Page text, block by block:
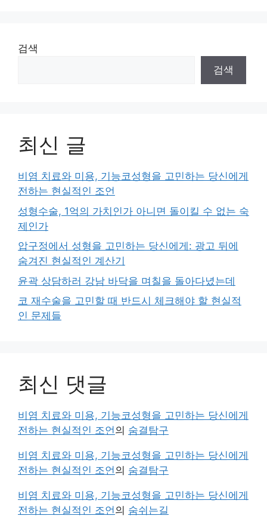
검색
검색
최신 글
비염 치료와 미용, 기능코성형을 고민하는 당신에게
전하는 현실적인 조언
성형수술, 1억의 가치인가 아니면 돌이킬 수 없는 숙
제인가
압구정에서 성형을 고민하는 당신에게: 광고 뒤에
숨겨진 현실적인 계산기
윤곽 상담하러 강남 바닥을 며칠을 돌아다녔는데
코 재수술을 고민할 때 반드시 체크해야 할 현실적
인 문제들
최신 댓글
비염 치료와 미용, 기능코성형을 고민하는 당신에게
전하는 현실적인 조언의 숨결탐구
비염 치료와 미용, 기능코성형을 고민하는 당신에게
전하는 현실적인 조언의 숨결탐구
비염 치료와 미용, 기능코성형을 고민하는 당신에게
전하는 현실적인 조언의 숨쉬는길